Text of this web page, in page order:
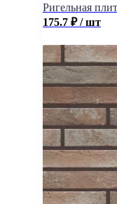
Ригельная
175.7 ₽ / шт